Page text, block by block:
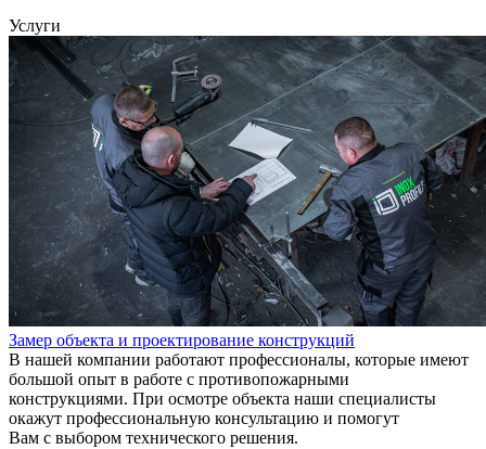
Услуги
Замер объекта и проектирование конструкций
В нашей компании работают профессионалы, которые имеют
большой опыт в работе с противопожарными
конструкциями. При осмотре объекта наши специалисты
окажут профессиональную консультацию и помогут
Вам с выбором технического решения.